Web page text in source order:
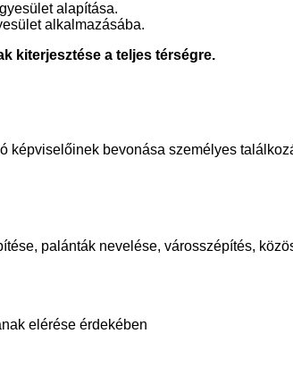
alapítása.
alkalmazásába.
kiterjesztése a teljes térségre.
képviselőinek bevonása személyes
palánták nevelése, városszépítés,
elérése érdekében